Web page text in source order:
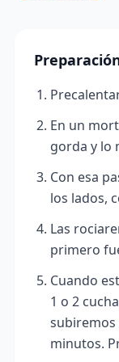
En un
gorda y lo
Con esa
los lados,
Las
primero
Cuando
1 o 2
subiremos
minutos.